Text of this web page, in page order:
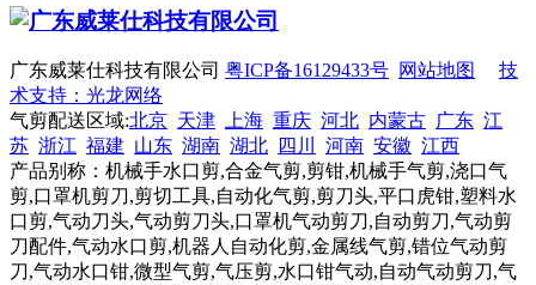
广东威莱仕科技有限公司 粤ICP备16129433号 网站地图
技
术支持：光龙网络
气剪配送区域:北京 天津 上海 重庆 河北 内蒙古 广东 江
苏 浙江 福建 山东 湖南 湖北 四川 河南 安徽 江西
产品别称：机械手水口剪,合金气剪,剪钳,机械手气剪,浇口气
剪,口罩机剪刀,剪切工具,自动化气剪,剪刀头,平口虎钳,塑料水
口剪,气动刀头,气动剪刀头,口罩机气动剪刀,自动剪刀,气动剪
刀配件,气动水口剪,机器人自动化剪,金属线气剪,错位气动剪
刀,气动水口钳,微型气剪,气压剪,水口钳气动,自动气动剪刀,气